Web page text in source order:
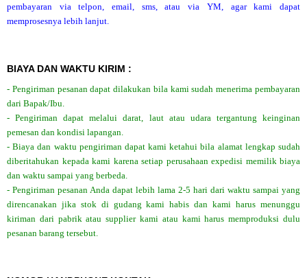
pembayaran via telpon, email, sms, atau via YM, agar kami dapat
memprosesnya lebih lanjut.
BIAYA DAN WAKTU KIRIM :
- Pengiriman pesanan dapat dilakukan bila kami sudah menerima pembayaran
dari Bapak/Ibu.
- Pengiriman dapat melalui darat, laut atau udara tergantung keinginan
pemesan dan kondisi lapangan.
- Biaya dan waktu pengiriman dapat kami ketahui bila alamat lengkap sudah
diberitahukan kepada kami karena setiap perusahaan expedisi memilik biaya
dan waktu sampai yang berbeda.
- Pengiriman pesanan Anda dapat lebih lama 2-5 hari dari waktu sampai yang
direncanakan jika stok di gudang kami habis dan kami harus menunggu
kiriman dari pabrik atau supplier kami atau kami harus memproduksi dulu
pesanan barang tersebut.